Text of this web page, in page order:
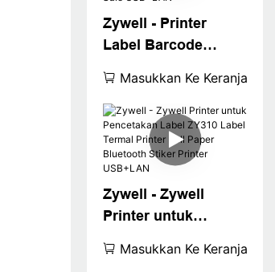
Zywell - Printer
Label Barcode
Populer 80mm USB
LAN Interface ZY310
Logo Stiker Printer
Di Sale USB+LAN
Masukkan Ke Keranjang
Zywell - Zywell
Printer untuk
ZY310 Label Termal
Masukkan Ke Keranjang